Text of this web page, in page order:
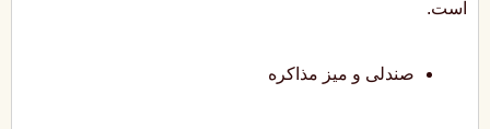
است.
صندلی و میز مذاکره